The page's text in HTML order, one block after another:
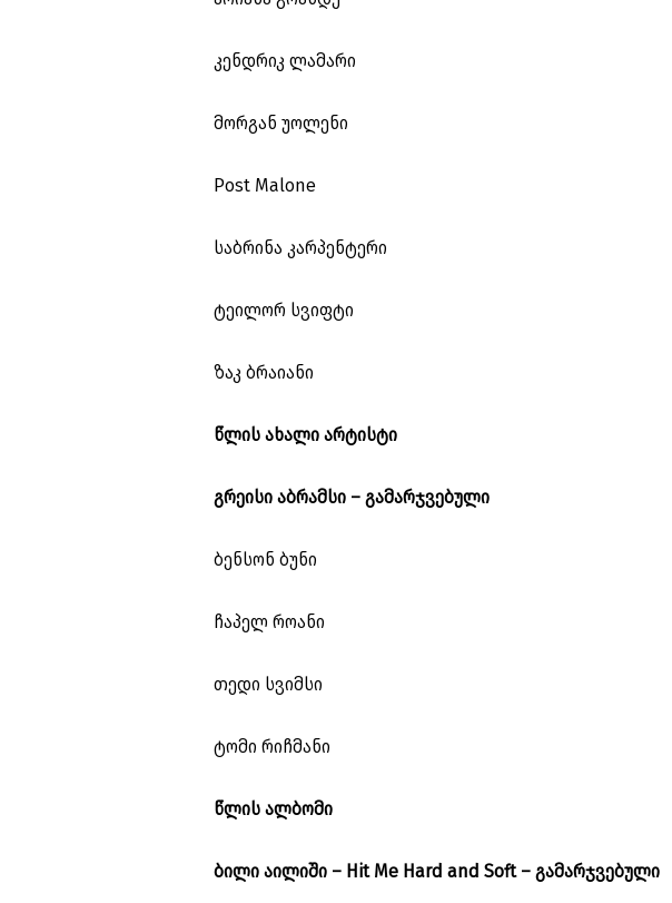
კენდრიკ ლამარი
მორგან უოლენი
Post Malone
საბრინა კარპენტერი
ტეილორ სვიფტი
ზაკ ბრაიანი
წლის ახალი არტისტი
გრეისი აბრამსი – გამარჯვებული
ბენსონ ბუნი
ჩაპელ როანი
თედი სვიმსი
ტომი რიჩმანი
წლის ალბომი
ბილი აილიში – Hit Me Hard and Soft – გამარჯვებული